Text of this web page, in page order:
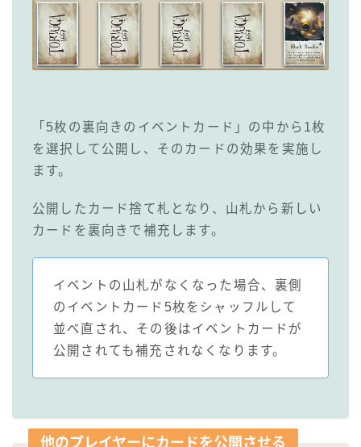
「5枚の裏向きのイベントカード」の中から1枚
を選択して公開し、そのカードの効果を実施し
ます。
公開したカード捨て札となり、山札から新しい
カードを裏向きで補充します。
イベントの山札がなくなった場合、裏側
のイベントカード5枚をシャッフルして
並べ直され、その後はイベントカードが
公開されても補充されなくなります。
他のプレイヤーにカードを公開させる